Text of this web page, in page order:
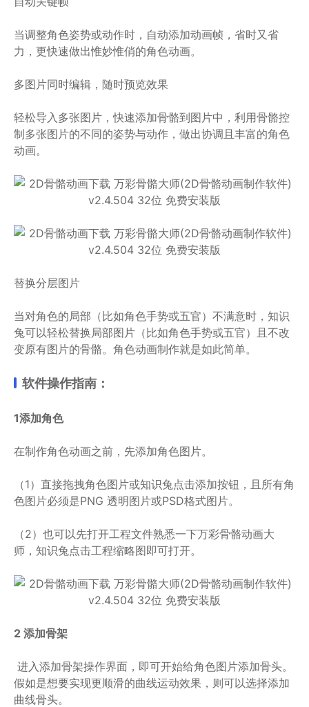
当调整角色姿势或动作时，自动添加动画帧，省时又省
力，更快速做出惟妙惟俏的角色动画。
多图片同时编辑，随时预览效果
轻松导入多张图片，快速添加骨骼到图片中，利用骨骼控
制多张图片的不同的姿势与动作，做出协调且丰富的角色
动画。
替换分层图片
当对角色的局部（比如角色手势或五官）不满意时，知识
兔可以轻松替换局部图片（比如角色手势或五官）且不改
变原有图片的骨骼。角色动画制作就是如此简单。
软件操作指南：
1添加角色
在制作角色动画之前，先添加角色图片。
（1）直接拖拽角色图片或知识兔点击添加按钮，且所有角
色图片必须是PNG 透明图片或PSD格式图片。
（2）也可以先打开工程文件熟悉一下万彩骨骼动画大
师，知识兔点击工程缩略图即可打开。
2 添加骨架
进入添加骨架操作界面，即可开始给角色图片添加骨头。
假如是想要实现更顺滑的曲线运动效果，则可以选择添加
曲线骨头。